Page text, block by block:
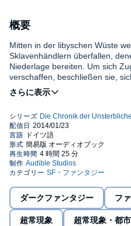
概要
Mitten in der libyschen Wüste
Sklavenhändlern überfallen,
Niederlage bereiten. Um sich
verschaffen, beschließen sie,
zu lassen. Doch als sie dem
dreihundert Räubern waffenlos
lebensfeindliche Wüste etwas
haben.©2007 Ullstein (P)2014
ダークファンタジー フ
超常現象 超常現象・都市